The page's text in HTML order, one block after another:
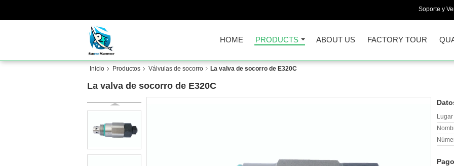
Soporte y
HOME PRODUCTS ABOUT US FACTORY TOUR
Inicio Productos Válvulas de socorro La valva de socorro de E320C
La valva de socorro de E320C